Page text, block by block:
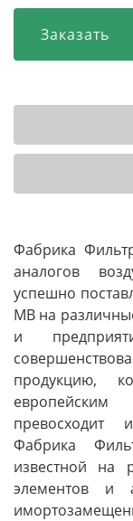
Заказать
Фабрика
аналогов
успешно
MB на
и
продукцию,
превосходит
Фабрика
известной на
элементов и